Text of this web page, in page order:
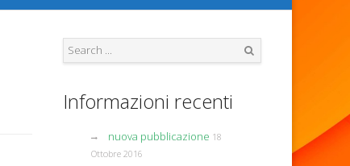
Informazioni recenti
nuova pubblicazione 18
Ottobre 2016